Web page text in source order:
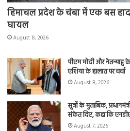
हिमाचल प्रदेश के चंबा में एक बस
घायल
August 8, 2026
पीएम मोदी और नेतन्याहू
एशिया के हालात पर चर्चा
August 8, 2026
सूत्रों के मुताबिक,
संकेत दिए, कहा कि
August 7, 2026